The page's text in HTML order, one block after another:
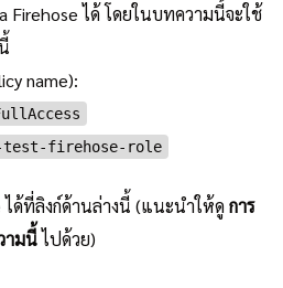
Firehose ได้ โดยในบทความนี้จะใช้
name):
test-firehose-role
ได้ที่ลิงก์ด้านล่างนี้ (แนะนำให้ดู การ
ามนี้ไปด้วย)